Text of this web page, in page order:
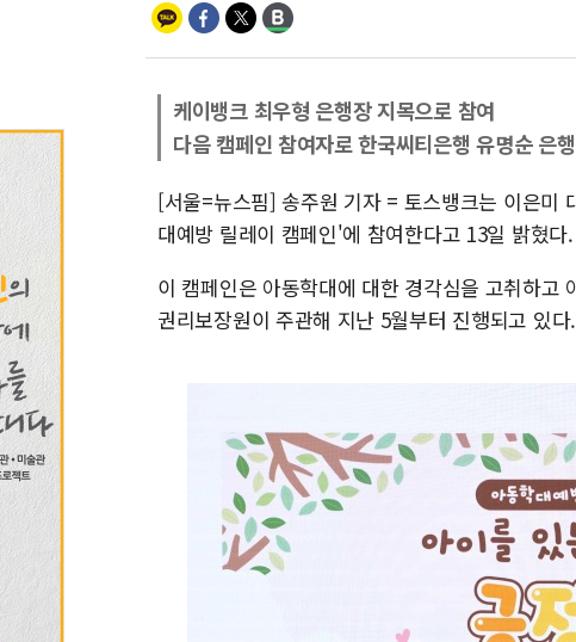
케이뱅크 최우형 은행장 지목으로 참여
다음 캠페인 참여자로 한국씨티은행 유명순 은
[서울=뉴스핌] 송주원 기자 = 토스뱅크는 이은미
대예방 릴레이 캠페인'에 참여한다고 13일 밝혔다.
이 캠페인은 아동학대에 대한 경각심을 고취하고
권리보장원이 주관해 지난 5월부터 진행되고 있다.